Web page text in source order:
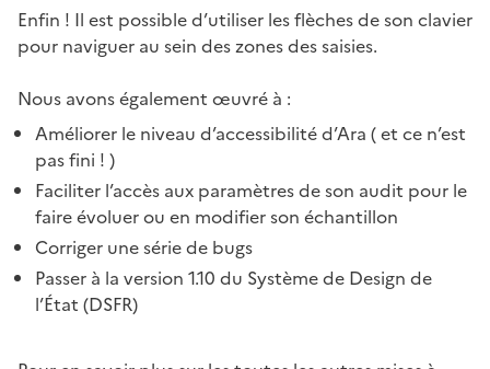
Enfin ! Il est possible d’utiliser les flèches de son clavier
pour naviguer au sein des zones des saisies.
Nous avons également œuvré à :
Améliorer le niveau d’accessibilité d’Ara ( et ce n’est
pas fini ! )
Faciliter l’accès aux paramètres de son audit pour le
faire évoluer ou en modifier son échantillon
Corriger une série de bugs
Passer à la version 1.10 du Système de Design de
l’État (DSFR)